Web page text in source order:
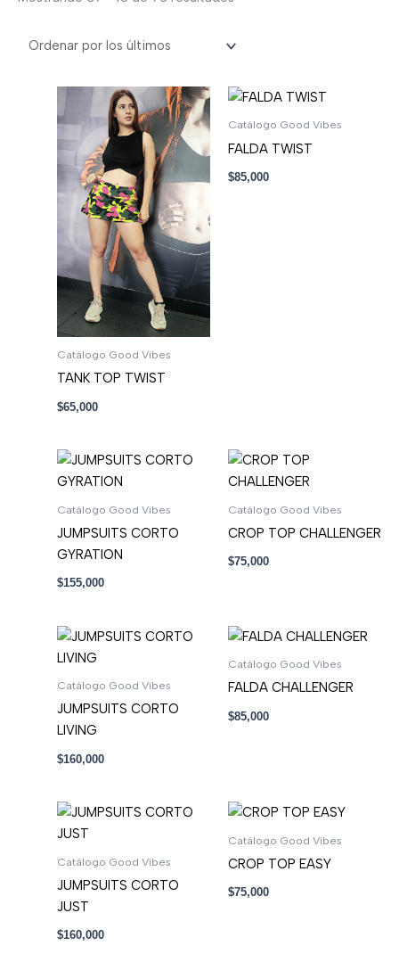
Catálogo Good Vibes
TANK TOP TWIST
$65,000
Catálogo Good Vibes
FALDA TWIST
$85,000
Catálogo Good Vibes
JUMPSUITS CORTO
GYRATION
$155,000
Catálogo Good Vibes
CROP TOP CHALLENGER
$75,000
Catálogo Good Vibes
JUMPSUITS CORTO
LIVING
$160,000
Catálogo Good Vibes
FALDA CHALLENGER
$85,000
Catálogo Good Vibes
JUMPSUITS CORTO
JUST
$160,000
Catálogo Good Vibes
CROP TOP EASY
$75,000